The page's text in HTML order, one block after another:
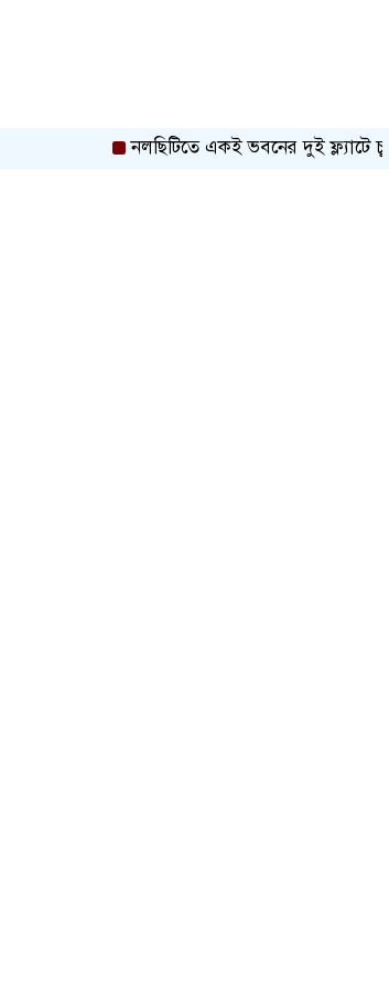
নলছিটিতে একই ভবনের দুই ফ্ল্যাটে চুরি: